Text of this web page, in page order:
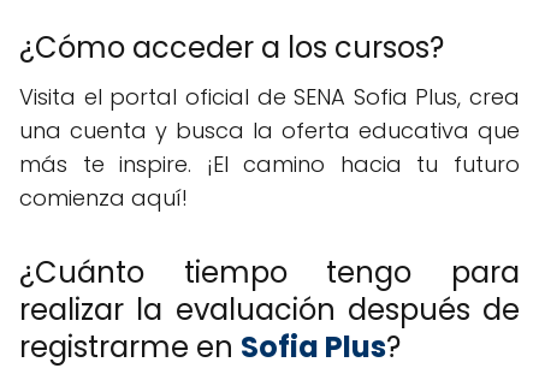
¿Cómo acceder a los cursos?
Visita el portal oficial de SENA Sofia Plus, crea
una cuenta y busca la oferta educativa que
más te inspire. ¡El camino hacia tu futuro
comienza aquí!
¿Cuánto tiempo tengo para
realizar la evaluación después de
registrarme en Sofia Plus?